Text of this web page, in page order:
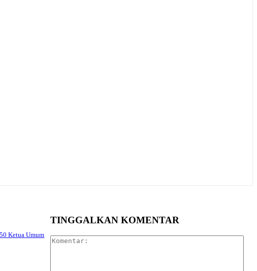
Ketua Umum
TINGGALKAN KOMENTAR